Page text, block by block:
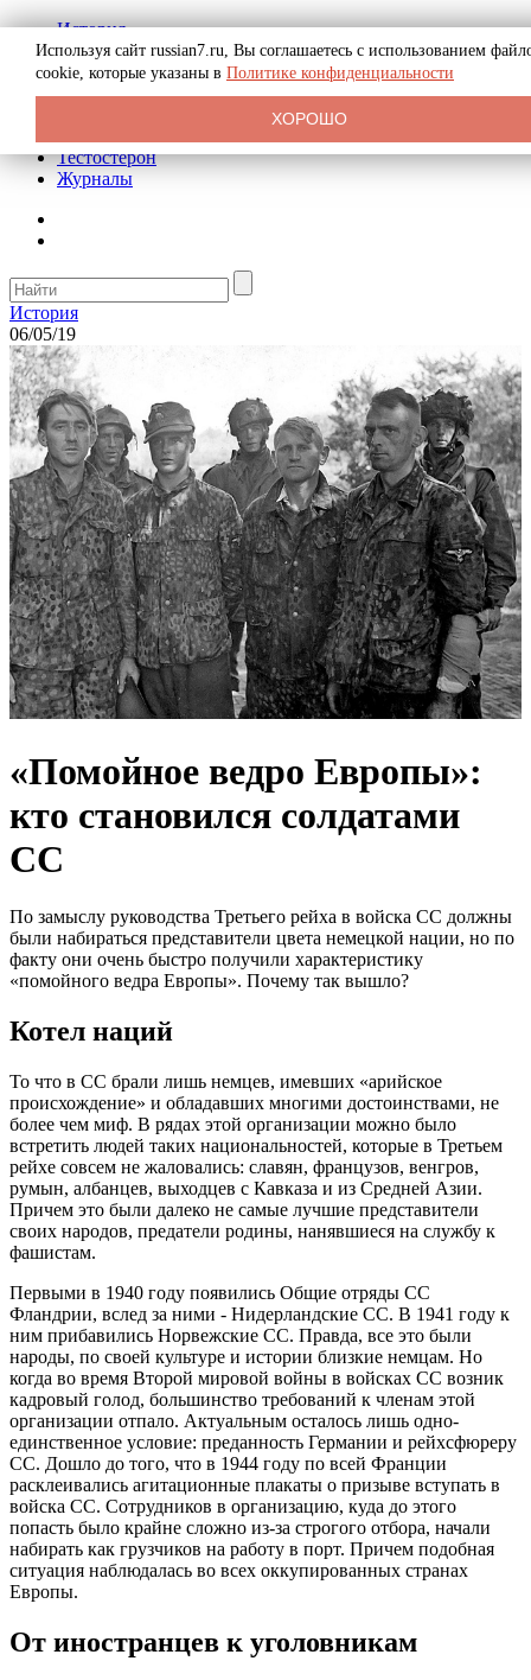
История
Биография
Криминал
Реклама на сайте
Тестостерон
Журналы
История
06/05/19
«Помойное ведро Европы»:
кто становился солдатами
СС
По замыслу руководства Третьего рейха в войска СС должны
были набираться представители цвета немецкой нации, но по
факту они очень быстро получили характеристику
«помойного ведра Европы». Почему так вышло?
Котел наций
То что в СС брали лишь немцев, имевших «арийское
происхождение» и обладавших многими достоинствами, не
более чем миф. В рядах этой организации можно было
встретить людей таких национальностей, которые в Третьем
рейхе совсем не жаловались: славян, французов, венгров,
румын, албанцев, выходцев с Кавказа и из Средней Азии.
Причем это были далеко не самые лучшие представители
своих народов, предатели родины, нанявшиеся на службу к
фашистам.
Первыми в 1940 году появились Общие отряды СС
Фландрии, вслед за ними - Нидерландские СС. В 1941 году к
ним прибавились Норвежские СС. Правда, все это были
народы, по своей культуре и истории близкие немцам. Но
когда во время Второй мировой войны в войсках СС возник
кадровый голод, большинство требований к членам этой
организации отпало. Актуальным осталось лишь одно-
единственное условие: преданность Германии и рейхсфюреру
СС. Дошло до того, что в 1944 году по всей Франции
расклеивались агитационные плакаты о призыве вступать в
войска СС. Сотрудников в организацию, куда до этого
попасть было крайне сложно из-за строгого отбора, начали
набирать как грузчиков на работу в порт. Причем подобная
ситуация наблюдалась во всех оккупированных странах
Европы.
От иностранцев к уголовникам
Используя сайт russian7.ru, Вы соглашаетесь с использованием
cookie, которые указаны в Политике конфиденциальности
ХОРОШО